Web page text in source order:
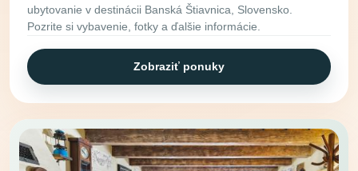
ubytovanie v destinácii Banská Štiavnica, Slovensko.
Pozrite si vybavenie, fotky a ďalšie informácie.
Zobraziť ponuky